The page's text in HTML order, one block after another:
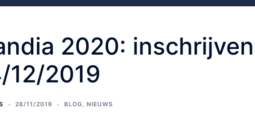
2020: inschrijven
12/2019
28/11/2019 BLOG, NIEUWS